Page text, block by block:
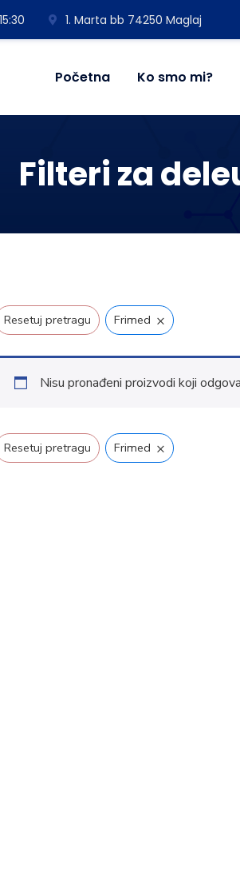
1. Marta bb 74250 Maglaj
Početna Ko smo mi?
Filteri za
Resetuj pretragu Frimed ×
Nisu pronađeni proizvodi koji
Resetuj pretragu Frimed ×